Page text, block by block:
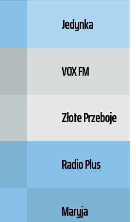
Jedynka
VOX FM
Złote Przeboje
Radio Plus
Maryja